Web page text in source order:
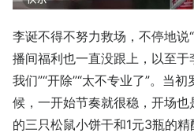
李诞不得不努力救场，不停地说
播间福利也一直没跟上，以至于
我们”“开除”“太不专业了”。当
候，一开始节奏就很稳，开场
的三只松鼠小饼干和1元3瓶的